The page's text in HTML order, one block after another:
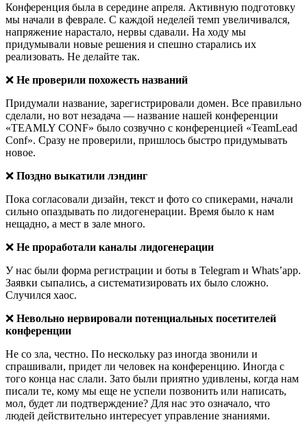
Конференция была в середине апреля. Активную подготовку
мы начали в феврале. С каждой неделей темп увеличивался,
напряжение нарастало, нервы сдавали. На ходу мы
придумывали новые решения и спешно старались их
реализовать. Не делайте так.
❌ Не проверили похожесть названий
Придумали название, зарегистрировали домен. Все правильно
сделали, но вот незадача — название нашей конференции
«TEAMLY CONF» было созвучно с конференцией «TeamLead
Conf». Сразу не проверили, пришлось быстро придумывать
новое.
❌ Поздно выкатили лэндинг
Пока согласовали дизайн, текст и фото со спикерами, начали
сильно опаздывать по лидогенерации. Время было к нам
нещадно, а мест в зале много.
❌ Не проработали каналы лидогенерации
У нас были форма регистрации и боты в Telegram и Whats’app.
Заявки сыпались, а систематизировать их было сложно.
Случился хаос.
❌ Невольно нервировали потенциальных посетителей
конференции
Не со зла, честно. По нескольку раз иногда звонили и
спрашивали, придет ли человек на конференцию. Иногда с
того конца нас слали. Зато были приятно удивлены, когда нам
писали те, кому мы еще не успели позвонить или написать,
мол, будет ли подтверждение? Для нас это означало, что
людей действительно интересует управление знаниями.